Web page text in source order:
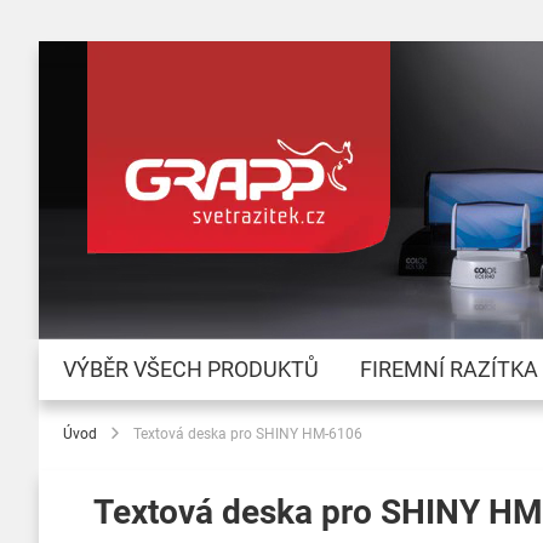
VÝBĚR VŠECH PRODUKTŮ FIREMNÍ RAZÍTKA
Úvod Textová deska pro SHINY HM-6106
Textová deska pro SHINY